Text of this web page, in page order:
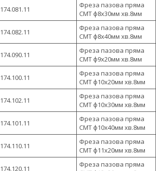
174.081.11
Фреза пазова пряма
CMT ф8х30мм хв.8мм
174.082.11
Фреза пазова пряма
CMT ф8х40мм хв.8мм
174.090.11
Фреза пазова пряма
CMT ф9х20мм хв.8мм
174.100.11
Фреза пазова пряма
CMT ф10х20мм хв.8мм
174.102.11
Фреза пазова пряма
CMT ф10х30мм хв.8мм
174.101.11
Фреза пазова пряма
CMT ф10х40мм хв.8мм
174.110.11
Фреза пазова пряма
CMT ф11х20мм хв.8мм
174.120.11
Фреза пазова пряма